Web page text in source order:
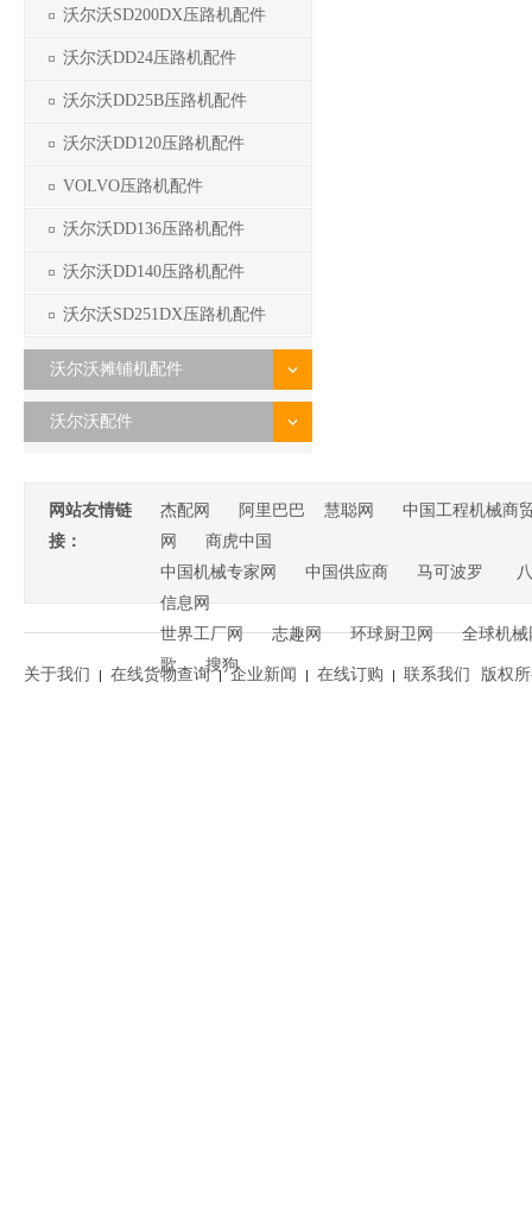
沃尔沃SD200DX压路机配件
沃尔沃DD24压路机配件
沃尔沃DD25B压路机配件
沃尔沃DD120压路机配件
VOLVO压路机配件
沃尔沃DD136压路机配件
沃尔沃DD140压路机配件
沃尔沃SD251DX压路机配件
沃尔沃摊铺机配件
沃尔沃配件
网站友情链
接：
杰配网 阿里巴巴 慧聪网
中国工程机械商
网
商虎中国
中国机械专家网
中国供应商 马可波罗
信息网
世界工厂网
志趣网 环球厨卫网
全球机械
歌
搜狗
关于我们 在线货物查询 企业新闻 在线订购 联系我们 版权